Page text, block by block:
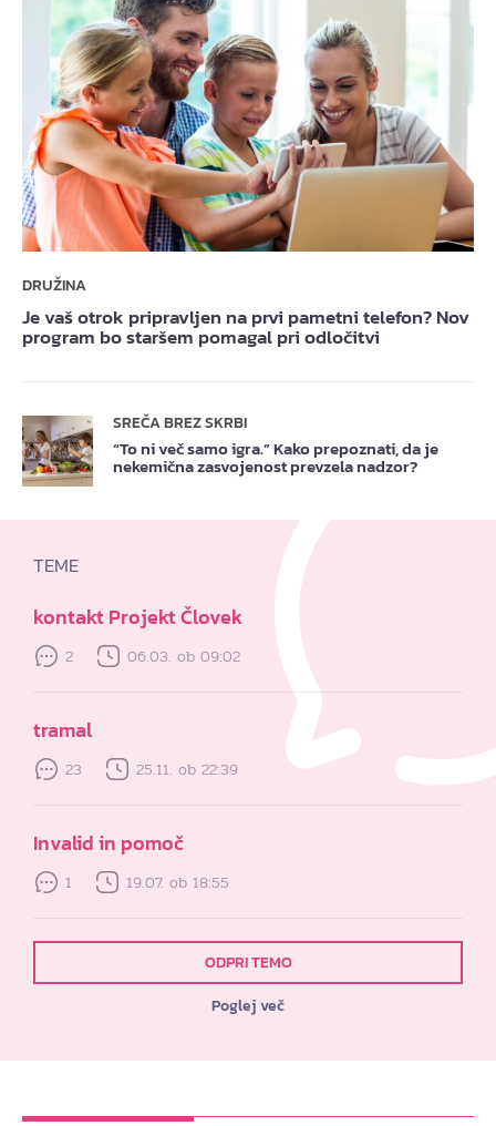
DRUŽINA
Je vaš otrok pripravljen na prvi pametni telefon? Nov
program bo staršem pomagal pri odločitvi
SREČA BREZ SKRBI
“To ni več samo igra.” Kako prepoznati, da je
nekemična zasvojenost prevzela nadzor?
TEME
kontakt Projekt Človek
2 06.03. ob 09:02
tramal
23 25.11. ob 22:39
Invalid in pomoč
1 19.07. ob 18:55
ODPRI TEMO
Poglej več